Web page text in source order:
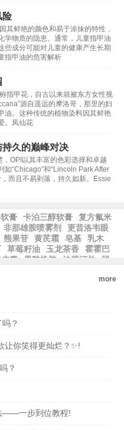
险
其鲜艳的颜色和易于涂抹的特性，
学物质的隐患。通常，儿童指甲油
些成分可能对儿童的健康产生长期
指甲油的危害解析
指甲花，自古以来就被东方女性视
源自遥远的摩洛哥，那里的妇
油。这种传统的植物染料因其鲜艳
。凤仙花
久的巅峰对决
OPI以其丰富的色彩选择和卓越
“Chicago”和“Lincoln Park After
而且不易剥落，持久如新。Essie
膏 卡泊三醇软膏
复方氟米
非那雄胺喷雾剂
更昔洛韦眼
熊果苷 黄芪霜 皂基
乳木
草莓籽油 玉龙茶香
霍霍巴
素 果酸换肤 泊紫汀兰
脱
MAC魅more
？
让你笑得更灿烂？✨!
？
——一步到位教程!